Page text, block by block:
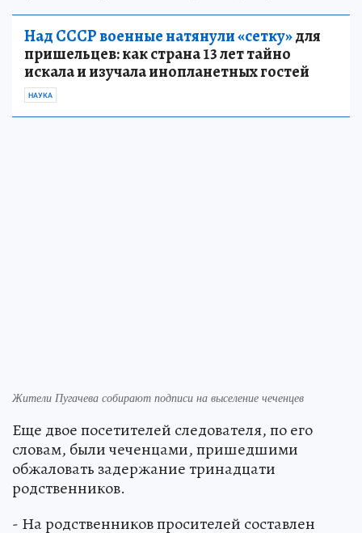
Над СССР военные натянули «сетку»для
пришельцев: как страна 13 лет тайно
искала и изучала инопланетных гостей
НАУКА
Жители Пугачева собирают подписи на выселение чеченцев
Еще двое посетителей следователя, по его
словам, были чеченцами, пришедшими
обжаловать задержание тринадцати
родственников.
- На родственников просителей составлен